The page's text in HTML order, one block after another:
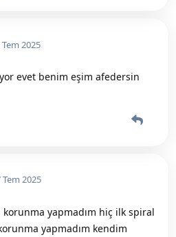
Tem 2025
evet benim eşim afedersin
Tem 2025
yapmadım hiç ilk spiral
yapmadım kendim